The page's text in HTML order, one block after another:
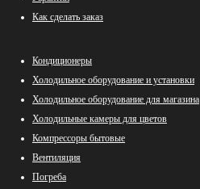
Как сделать заказ
Кондиционеры
Холодильное оборудование и установки
Холодильное оборудование для магазина
Холодильные камеры для цветов
Компрессоры бытовые
Вентиляция
Погреба